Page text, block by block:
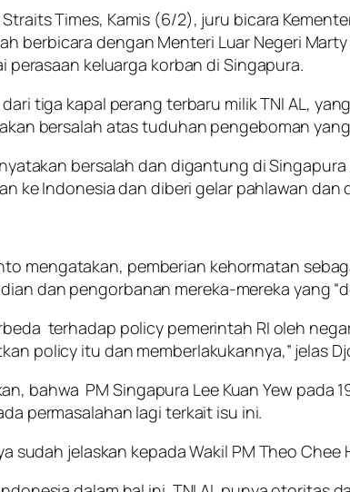
Times, Kamis (6/2), juru bicara
berbicara dengan Menteri Luar Negeri
perasaan keluarga korban di Singapura.
tiga kapal perang terbaru milik TNI AL,
bersalah atas tuduhan pengeboman
bersalah dan digantung di
ke Indonesia dan diberi gelar pahlawan dan
mengatakan, pemberian kehormatan
dan pengorbanan mereka-mereka yang “
terhadap policy pemerintah RI oleh
policy itu dan memberlakukannya,” jelas
bahwa PM Singapura Lee Kuan Yew pada
permasalahan lagi terkait isu ini.
sudah jelaskan kepada Wakil PM Theo